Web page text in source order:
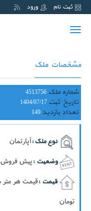
ثبت نام ورود
Toggle
مشخصات ملک
شماره ملک 4513756
تاریخ ثبت 1404/07/17
تعداد بازدید 149
نوع ملک :آپارتمان
وضعیت :پیش فروش
قیمت :
تومان